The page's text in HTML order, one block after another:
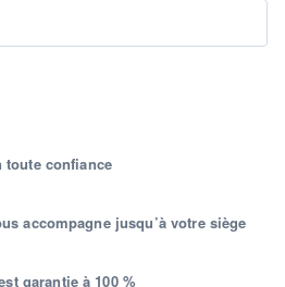
toute confiance
accompagne jusqu’à votre siège
garantie à 100 %